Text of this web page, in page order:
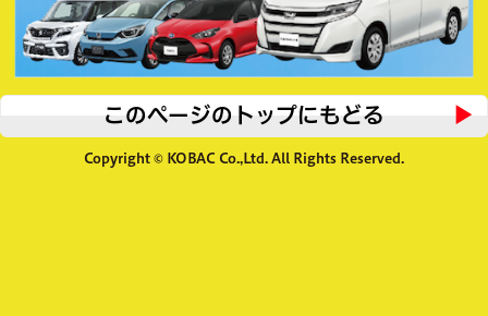
このページのトップにもどる
Copyright © KOBAC Co.,Ltd. All Rights Reserved.